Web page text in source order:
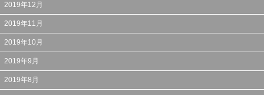
2019年12月
2019年11月
2019年10月
2019年9月
2019年8月